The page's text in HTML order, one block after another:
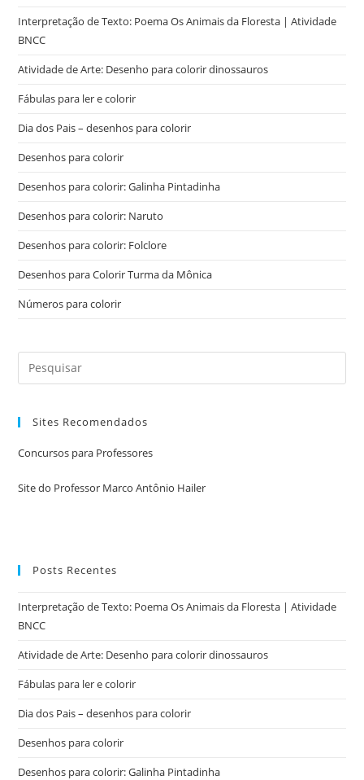
Interpretação de Texto: Poema Os Animais da Floresta | Atividade
BNCC
Atividade de Arte: Desenho para colorir dinossauros
Fábulas para ler e colorir
Dia dos Pais – desenhos para colorir
Desenhos para colorir
Desenhos para colorir: Galinha Pintadinha
Desenhos para colorir: Naruto
Desenhos para colorir: Folclore
Desenhos para Colorir Turma da Mônica
Números para colorir
Sites Recomendados
Concursos para Professores
Site do Professor Marco Antônio Hailer
Posts Recentes
Interpretação de Texto: Poema Os Animais da Floresta | Atividade
BNCC
Atividade de Arte: Desenho para colorir dinossauros
Fábulas para ler e colorir
Dia dos Pais – desenhos para colorir
Desenhos para colorir
Desenhos para colorir: Galinha Pintadinha